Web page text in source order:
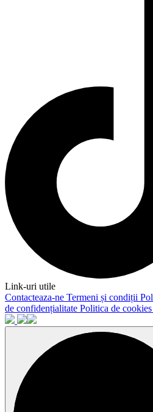
Link-uri utile
Contacteaza-ne Termeni și condiții
de confidențialitate Politica de cookies